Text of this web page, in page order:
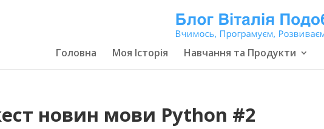
Головна Моя Історія Навчання та Продукти
новин мови Python #2